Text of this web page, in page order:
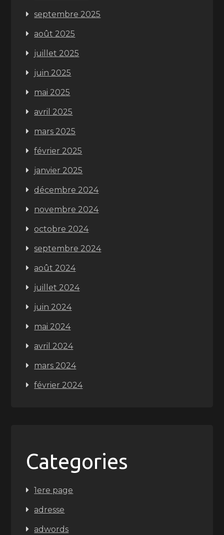
septembre 2025
août 2025
juillet 2025
juin 2025
mai 2025
avril 2025
mars 2025
février 2025
janvier 2025
décembre 2024
novembre 2024
octobre 2024
septembre 2024
août 2024
juillet 2024
juin 2024
mai 2024
avril 2024
mars 2024
février 2024
Categories
1ere page
adresse
adwords